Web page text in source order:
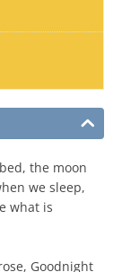
the moon
we sleep,
what is
Goodnight